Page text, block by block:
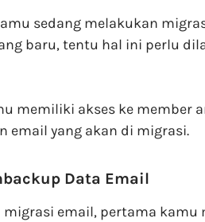
sedang melakukan
baru, tentu hal ini perlu
memiliki akses ke member
email yang akan di migrasi.
Data Email
email, pertama